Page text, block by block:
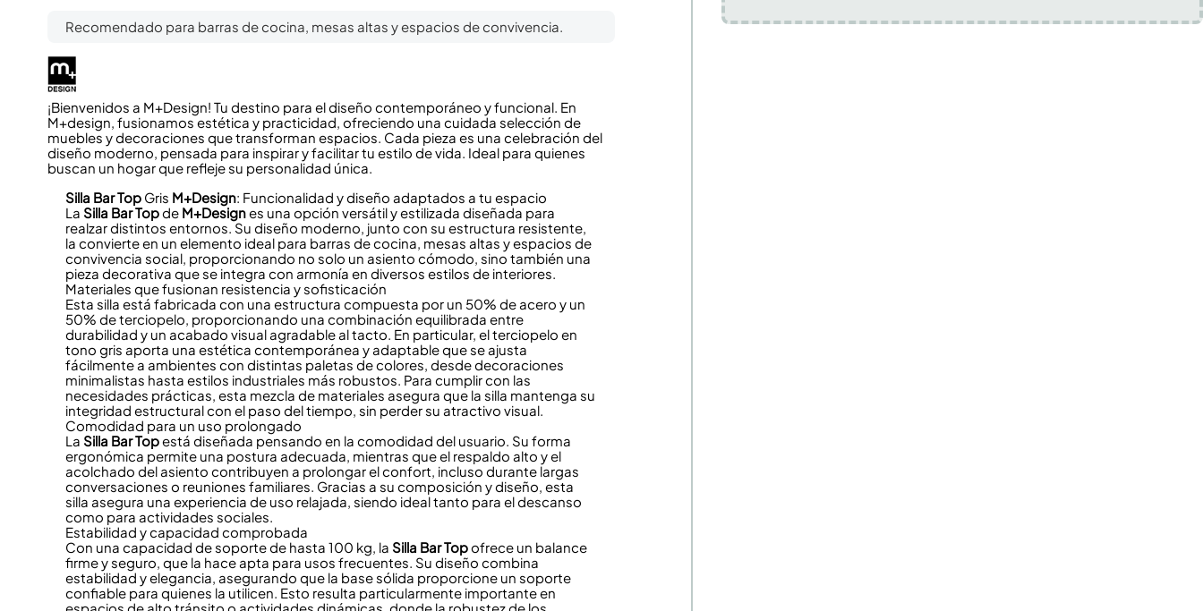
Recomendado para barras de cocina, mesas altas y espacios de convivencia.
¡Bienvenidos a M+Design! Tu destino para el diseño contemporáneo y funcional. En
M+design, fusionamos estética y practicidad, ofreciendo una cuidada selección de
muebles y decoraciones que transforman espacios. Cada pieza es una celebración del
diseño moderno, pensada para inspirar y facilitar tu estilo de vida. Ideal para quienes
buscan un hogar que refleje su personalidad única.
Silla Bar Top Gris M+Design: Funcionalidad y diseño adaptados a tu espacio
La Silla Bar Topde M+Designes una opción versátil y estilizada diseñada para
realzar distintos entornos. Su diseño moderno, junto con su estructura resistente,
la convierte en un elemento ideal para barras de cocina, mesas altas y espacios de
convivencia social, proporcionando no solo un asiento cómodo, sino también una
pieza decorativa que se integra con armonía en diversos estilos de interiores.
Materiales que fusionan resistencia y sofisticación
Esta silla está fabricada con una estructura compuesta por un 50% de acero y un
50% de terciopelo, proporcionando una combinación equilibrada entre
durabilidad y un acabado visual agradable al tacto. En particular, el terciopelo en
tono gris aporta una estética contemporánea y adaptable que se ajusta
fácilmente a ambientes con distintas paletas de colores, desde decoraciones
minimalistas hasta estilos industriales más robustos. Para cumplir con las
necesidades prácticas, esta mezcla de materiales asegura que la silla mantenga su
integridad estructural con el paso del tiempo, sin perder su atractivo visual.
Comodidad para un uso prolongado
La Silla Bar Topestá diseñada pensando en la comodidad del usuario. Su forma
ergonómica permite una postura adecuada, mientras que el respaldo alto y el
acolchado del asiento contribuyen a prolongar el confort, incluso durante largas
conversaciones o reuniones familiares. Gracias a su composición y diseño, esta
silla asegura una experiencia de uso relajada, siendo ideal tanto para el descanso
como para actividades sociales.
Estabilidad y capacidad comprobada
Con una capacidad de soporte de hasta 100 kg, la Silla Bar Topofrece un balance
firme y seguro, que la hace apta para usos frecuentes. Su diseño combina
estabilidad y elegancia, asegurando que la base sólida proporcione un soporte
confiable para quienes la utilicen. Esto resulta particularmente importante en